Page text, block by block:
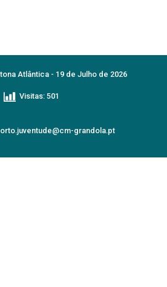
Atlântica - 19 de Julho de 2026
Visitas: 501
grandola.pt